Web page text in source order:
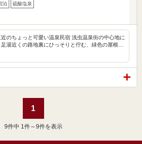
泊 硫酸塩泉
のちょっと可愛い温泉民宿 浅虫温泉街の中心地に
湯近くの路地裏にひっそりと佇む、緑色の屋根…
1
9件中 1件～9件を表示